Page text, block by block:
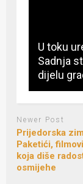
U toku
Sadnja
dijelu
Newer Post
Prijedorska
Paketići,
koja diše
osmijehe